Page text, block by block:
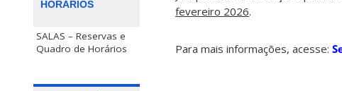
HORÁRIOS
SALAS – Reservas e
Quadro de Horários
fevereiro 2026.
Para mais informações, acesse: